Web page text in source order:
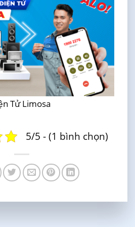
Tử Limosa
5/5 - (1 bình chọn)